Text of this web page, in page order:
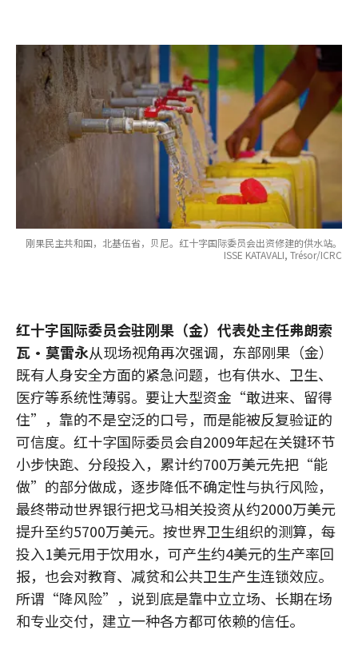
刚果民主共和国，北基伍省，贝尼。红十字国际委员会出资修建的供水站。
ISSE KATAVALI, Trésor/ICRC
红十字国际委员会驻刚果（金）代表处主任弗朗索
瓦·莫雷永从现场视角再次强调，东部刚果（金）
既有人身安全方面的紧急问题，也有供水、卫生、
医疗等系统性薄弱。要让大型资金“敢进来、留得
住”，靠的不是空泛的口号，而是能被反复验证的
可信度。红十字国际委员会自2009年起在关键环节
小步快跑、分段投入，累计约700万美元先把“能
做”的部分做成，逐步降低不确定性与执行风险，
最终带动世界银行把戈马相关投资从约2000万美元
提升至约5700万美元。按世界卫生组织的测算，每
投入1美元用于饮用水，可产生约4美元的生产率回
报，也会对教育、减贫和公共卫生产生连锁效应。
所谓“降风险”，说到底是靠中立立场、长期在场
和专业交付，建立一种各方都可依赖的信任。